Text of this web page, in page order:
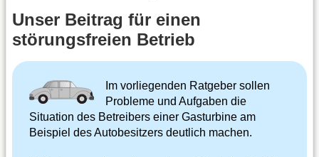
Unser Beitrag für einen
störungsfreien Betrieb
Im vorliegenden Ratgeber sollen
Probleme und Aufgaben die
Situation des Betreibers einer Gasturbine am
Beispiel des Autobesitzers deutlich machen.